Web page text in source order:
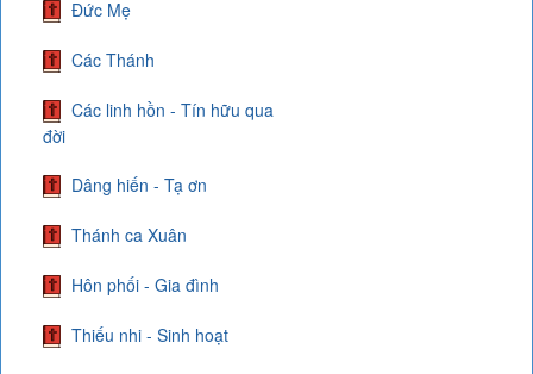
Đức Mẹ
Các Thánh
Các linh hồn - Tín hữu qua
đời
Dâng hiến - Tạ ơn
Thánh ca Xuân
Hôn phối - Gia đình
Thiếu nhi - Sinh hoạt